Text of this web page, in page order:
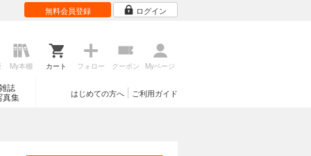
無料会員登録 ログイン
My本棚 カート フォロー クーポン Myページ
誌
真集
ご利用ガイド
はじめての方へ